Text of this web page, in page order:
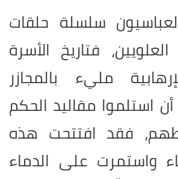
سلسلة حلقات
فتاريخ الأسرة
مليء بالمجازر
استلموا مقاليد الحكم
فقد افتتحت هذه
واستمرت على الدماء